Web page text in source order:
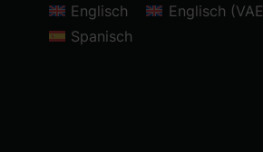
Englisch
Englisch
Spanisch